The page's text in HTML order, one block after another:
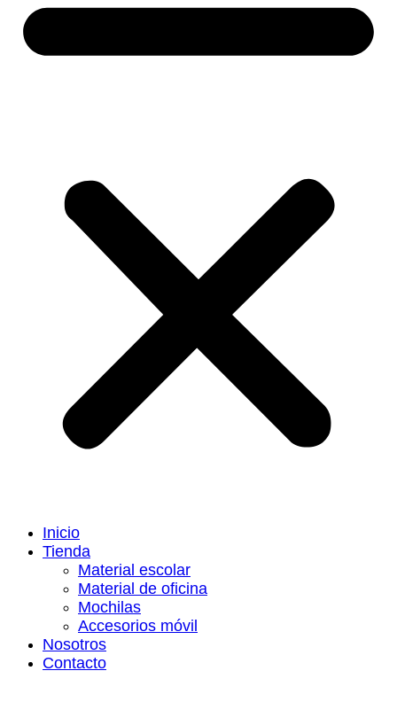
Inicio
Tienda
Material escolar
Material de oficina
Mochilas
Accesorios móvil
Nosotros
Contacto